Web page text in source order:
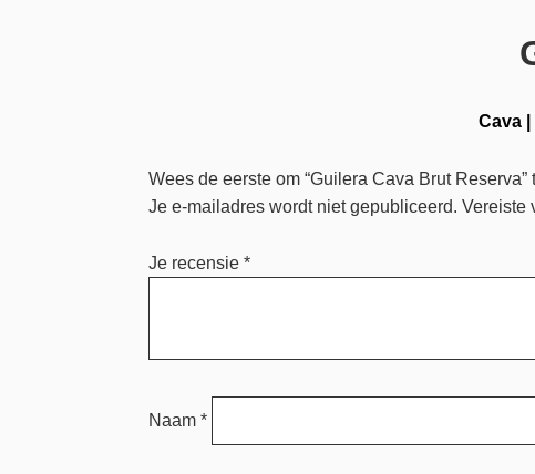
Cava
Wees de eerste om “Guilera Cava Brut Reserva”
Je e-mailadres wordt niet gepubliceerd. Vereiste
Je recensie*
Naam*